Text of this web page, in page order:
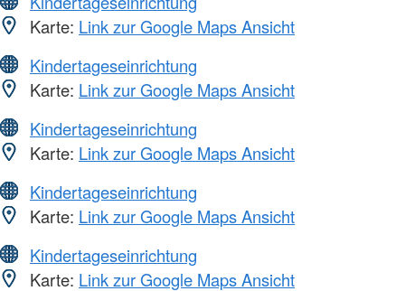
Karte: Link zur Google Maps Ansicht
Kindertageseinrichtung
Karte: Link zur Google Maps Ansicht
Kindertageseinrichtung
Karte: Link zur Google Maps Ansicht
Kindertageseinrichtung
Karte: Link zur Google Maps Ansicht
Kindertageseinrichtung
Karte: Link zur Google Maps Ansicht